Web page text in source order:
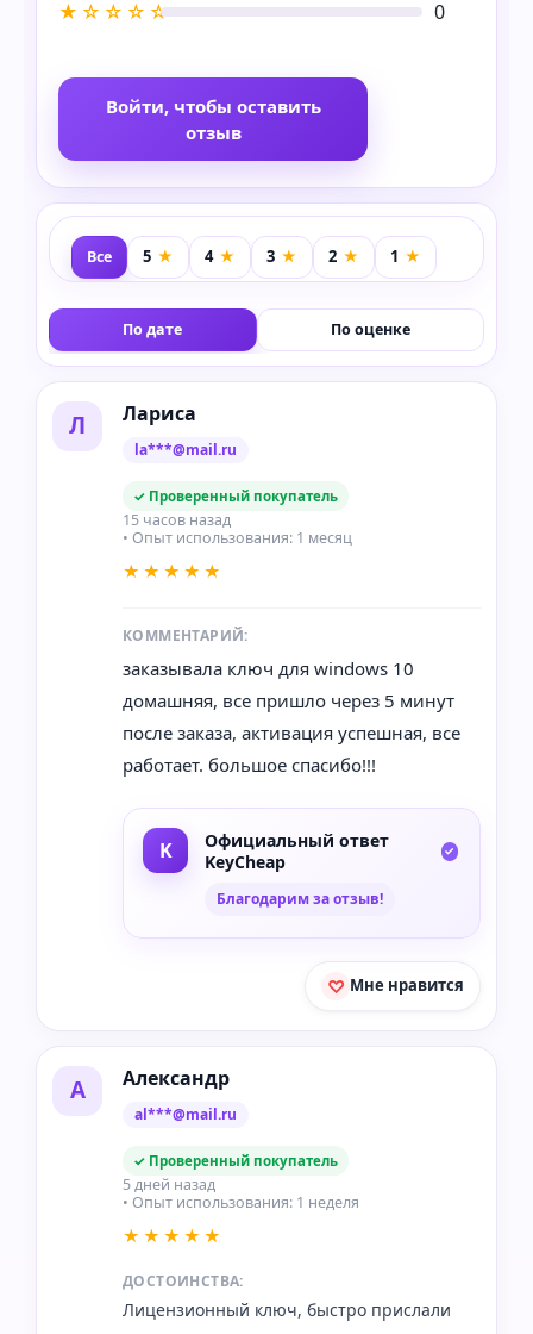
★☆☆☆☆ 0
Войти, чтобы оставить
отзыв
Все
По дате По оценке
Л Лариса
la***@mail.ru
✓ Проверенный покупатель
15 часов назад
• Опыт использования: 1 месяц
★★★★★
КОММЕНТАРИЙ:
заказывала ключ для windows 10
домашняя, все пришло через 5 минут
после заказа, активация успешная, все
работает. большое спасибо!!!
Официальный ответ
KeyCheap
Благодарим за отзыв!
Мне нравится
А Александр
al***@mail.ru
✓ Проверенный покупатель
5 дней назад
• Опыт использования: 1 неделя
★★★★★
ДОСТОИНСТВА:
Лицензионный ключ, быстро прислали